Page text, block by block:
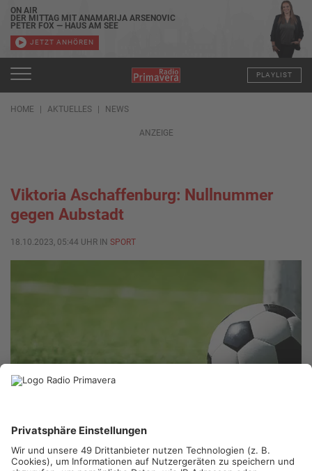
ON AIR
DER MITTAG MIT ANAMARIJA ARSENOVIC
PETER FOX — HAUS AM SEE
JETZT ANHÖREN
PLAYLIST
HOME AKTUELLES NEWS
ANZEIGE
Viktoria Aschaffenburg: Nullnummer
gegen Aubstadt
18.10.2023, 05:44 UHR IN SPORT